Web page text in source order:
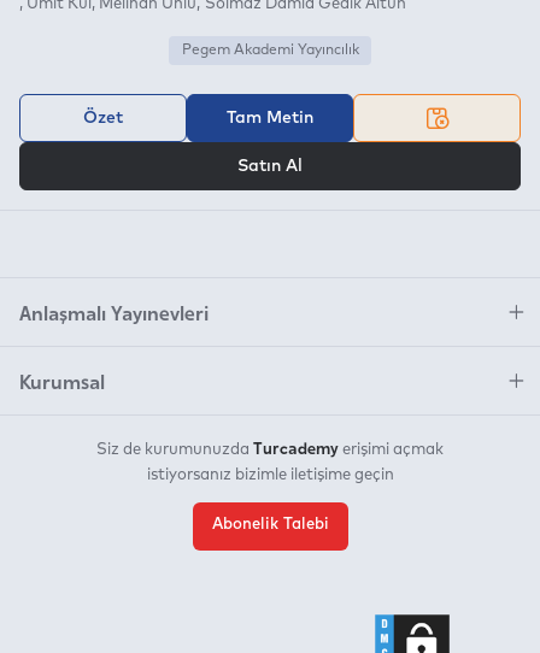
Ümit Kul
Melihan Ünlü Solmaz Damla Gedik Altun
Pegem Akademi Yayıncılık
Özet Tam Metin
Satın Al
Anlaşmalı Yayınevleri
Kurumsal
Siz de kurumunuzda Turcademy erişimi açmak
istiyorsanız bizimle iletişime geçin
Abonelik Talebi